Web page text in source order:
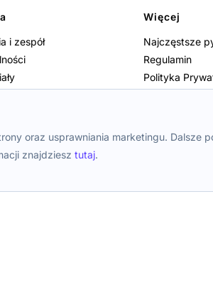
i zespół
produkty
Więcej
Najczęstsze
Regulamin
Polityka
oraz usprawniania marketingu. Dalsze
znajdziesztutaj.